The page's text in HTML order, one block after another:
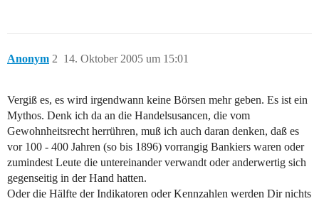
Anonym 14. Oktober 2005 um 15:01
2
Vergiß es, es wird irgendwann keine Börsen mehr geben. Es ist ein
Mythos. Denk ich da an die Handelsusancen, die vom
Gewohnheitsrecht herrühren, muß ich auch daran denken, daß es
vor 100 - 400 Jahren (so bis 1896) vorrangig Bankiers waren oder
zumindest Leute die untereinander verwandt oder anderwertig sich
gegenseitig in der Hand hatten.
Oder die Hälfte der Indikatoren oder Kennzahlen werden Dir nichts